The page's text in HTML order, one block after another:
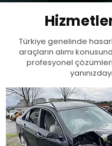
Türkiye genelinde
araçların alımı
profesyonel